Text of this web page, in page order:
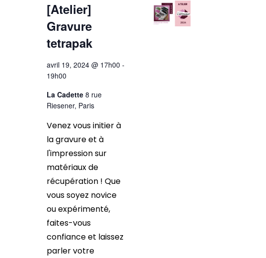
[Atelier]
Gravure
tetrapak
avril 19, 2024 @ 17h00 -
19h00
La Cadette 8 rue
Riesener, Paris
Venez vous initier à
la gravure et à
l'impression sur
matériaux de
récupération ! Que
vous soyez novice
ou expérimenté,
faites-vous
confiance et laissez
parler votre